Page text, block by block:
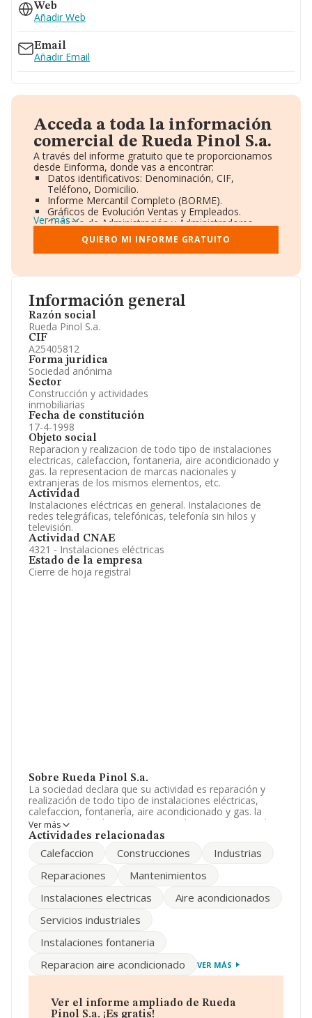
Información general
Razón social
Rueda Pinol S.a.
CIF
A25405812
Forma jurídica
Sociedad anónima
Sector
Construcción y actividades
inmobiliarias
Fecha de constitución
17-4-1998
Objeto social
Reparacion y realizacion de todo tipo de instalaciones
electricas, calefaccion, fontaneria, aire acondicionado y
gas. la representacion de marcas nacionales y
extranjeras de los mismos elementos, etc.
Actividad
Instalaciones eléctricas en general. Instalaciones de
redes telegráficas, telefónicas, telefonía sin hilos y
televisión.
Actividad CNAE
4321 - Instalaciones eléctricas
Estado de la empresa
Cierre de hoja registral
Sobre Rueda Pinol S.a.
La sociedad declara que su actividad es reparación y
realización de todo tipo de instalaciones eléctricas,
calefaccion, fontanería, aire acondicionado y gas. la
representación de marcas nacionales y extranjeras de
los mismos elementos, etc. La empresa está registrada
CNAE corresponde a 'Instalaciones eléctricas', cuyo
mercados exteriores.
Teniendo en cuenta la información disponible en
por encima de la media de sector.
La empresa españolaRueda Pinol S.A
en el municipio de Lleida, Cataluña.
empresas pertenecientes al sector, en el ámbito
nacional la facturación alcanza la cifra de 25.317
Ver más
Actividades relacionadas
Calefaccion Construcciones
Industrias
Reparaciones
Mantenimientos
Instalaciones electricas
Aire acondicionados
Servicios industriales
Instalaciones fontaneria
Reparacion aire acondicionado
VER MÁS
Ver el informe ampliado de Rueda
Pinol S.a. ¡Es gratis!
Web
Añadir Web
Email
Añadir Email
Acceda a toda la información
comercial de Rueda Pinol S.a.
A través del informe gratuito que te proporcionamos
desde Einforma, donde vas a encontrar:
Datos identificativos: Denominación, CIF,
Teléfono, Domicilio.
Informe Mercantil Completo (BORME).
Gráficos de Evolución Ventas y Empleados.
Consejo de Administración y Administradores.
Directivos y Ejecutivos.
Accionistas.
Participaciones y Vinculaciones en otras empresas.
Información oficial y registral complementaria.
Ver más
QUIERO MI INFORME GRATUITO